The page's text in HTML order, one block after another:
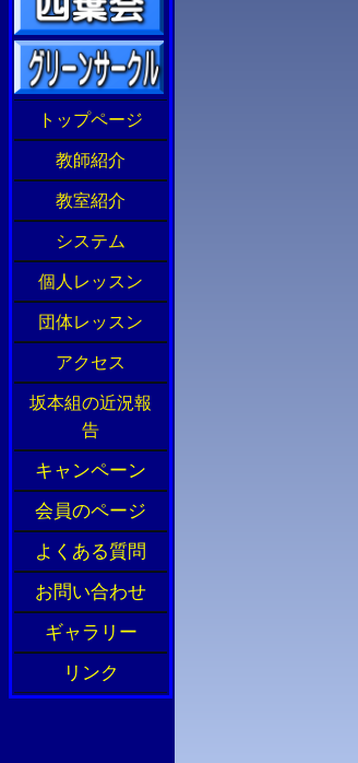
トップページ
教師紹介
教室紹介
システム
個人レッスン
団体レッスン
アクセス
坂本組の近況報
告
キャンペーン
会員のページ
よくある質問
お問い合わせ
ギャラリー
リンク